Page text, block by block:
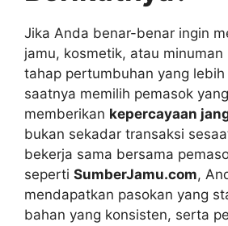
Jika Anda benar-benar ingin
jamu, kosmetik, atau
tahap pertumbuhan yang
saatnya memilih pemasok
memberikan kepercayaan
bukan sekadar transaksi
bekerja sama bersama
seperti SumberJamu.com,
mendapatkan pasokan yang
bahan yang konsisten, serta